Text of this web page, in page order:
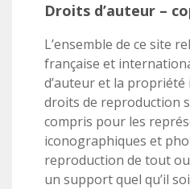
Droits d’auteur –
L’ensemble de ce site
française et
d’auteur et la
droits de reproduction
compris pour les
iconographiques et
reproduction de tout
un support quel qu’il